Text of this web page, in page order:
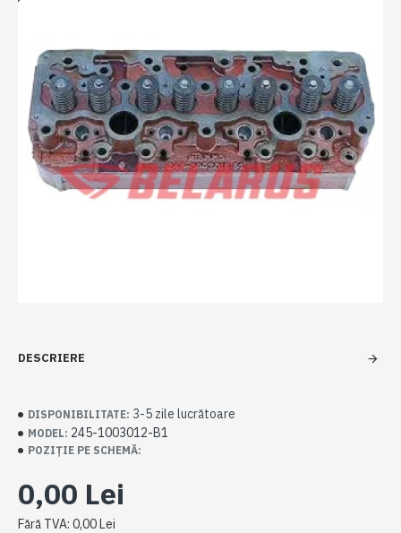
DESCRIERE
DISPONIBILITATE: 3-5 zile lucrătoare
MODEL: 245-1003012-B1
POZIȚIE PE SCHEMĂ:
0,00 Lei
Fără TVA: 0,00 Lei